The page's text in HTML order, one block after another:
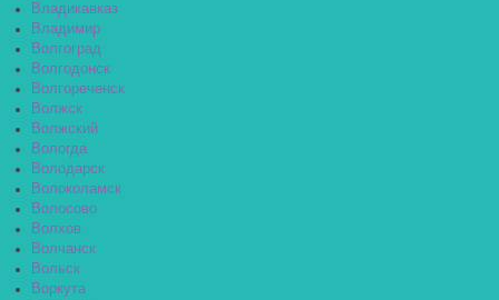
Владикавказ
Владимир
Волгоград
Волгодонск
Волгореченск
Волжск
Волжский
Вологда
Володарск
Волоколамск
Волосово
Волхов
Волчанск
Вольск
Воркута